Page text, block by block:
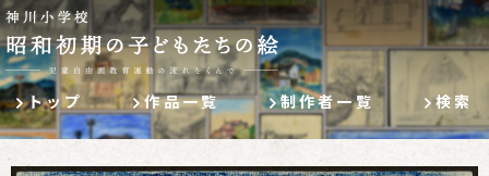
トップ 作品一覧 制作者一覧 検索